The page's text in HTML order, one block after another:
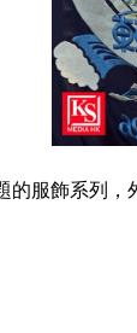
服飾系列，